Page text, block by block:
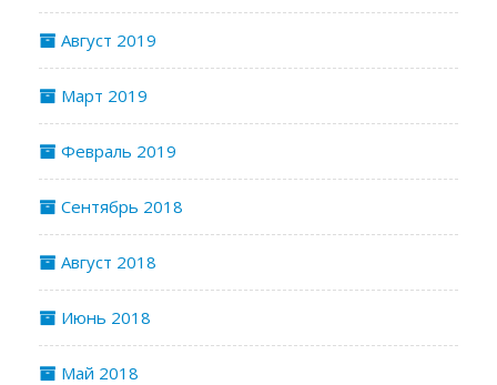
Август 2019
Март 2019
Февраль 2019
Сентябрь 2018
Август 2018
Июнь 2018
Май 2018